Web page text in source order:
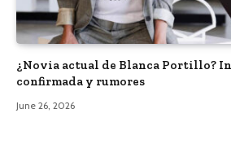
¿Novia actual de Blanca Portillo?
confirmada y rumores
June 26, 2026